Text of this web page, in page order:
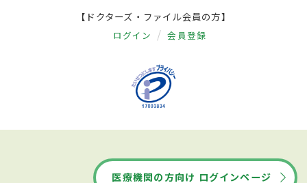
【ドクターズ・ファイル会員の方】
ログイン 会員登録
医療機関の方向け ログインページ